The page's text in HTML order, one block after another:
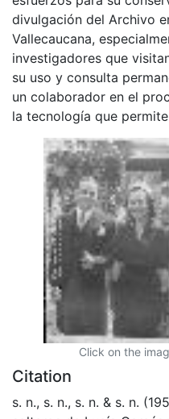
divulgación del Archivo
Vallecaucana,
investigadores que
su uso y consulta
un colaborador en el
la tecnología que
Click on the
Citation
s. n., s. n., s. n. & s. n.